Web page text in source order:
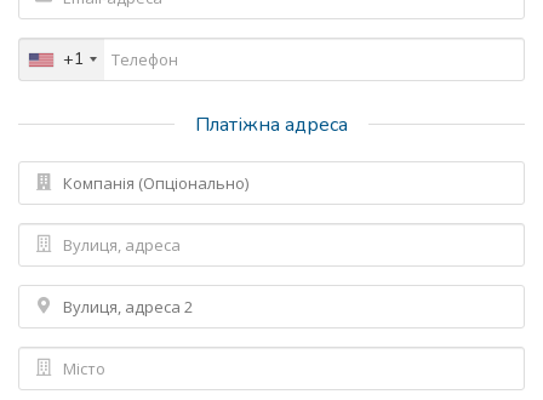
+1
Платіжна адреса